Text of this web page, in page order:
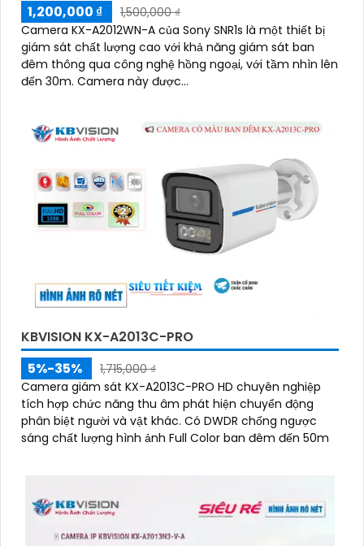
1,200,000 ₫
1,500,000 ₫
Camera KX-A2012WN-A của Sony SNR1s là một thiết bị
giám sát chất lượng cao với khả năng giám sát ban
đêm thông qua công nghệ hồng ngoại, với tầm nhìn lên
đến 30m. Camera này được...
KBVISION KX-A2013C-PRO
5%-35%
1,715,000 ₫
Camera giám sát KX-A2013C-PRO HD chuyên nghiệp
tích hợp chức năng thu âm phát hiện chuyển động
phân biệt người và vật khác. Có DWDR chống ngược
sáng chất lượng hình ảnh Full Color ban đêm đến 50m